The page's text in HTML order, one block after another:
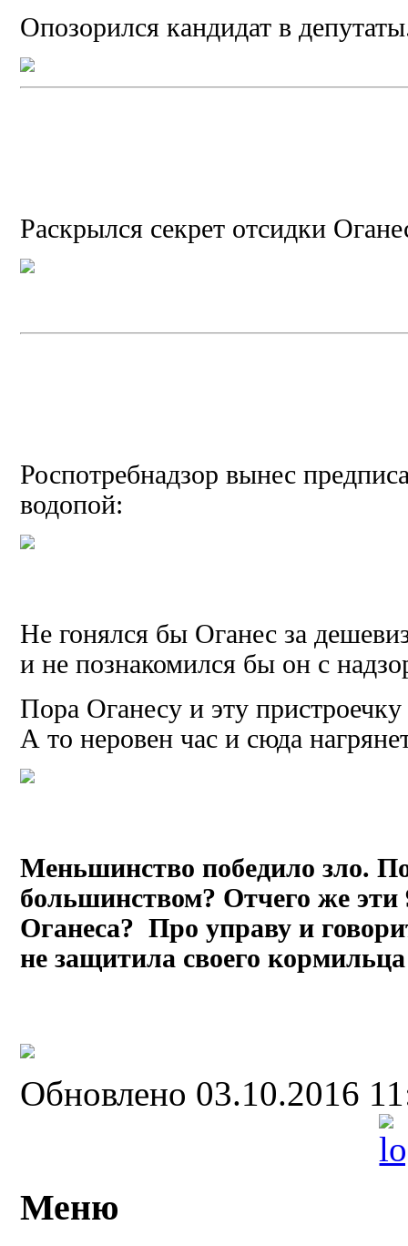
Опозорился кандидат в
Раскрылся секрет отсидки
Роспотребнадзор вынес
водопой:
Не гонялся бы Оганес за
и не познакомился бы он с
Пора Оганесу и эту
А то неровен час и сюда
Меньшинство победило зло.
большинством? Отчего же
Оганеса? Про управу и
не защитила своего
Обновлено 03.10.2016
Меню